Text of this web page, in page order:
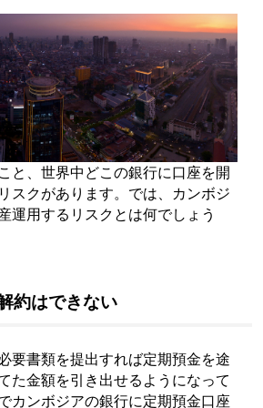
と、世界中どこの銀行に口座を開
スクがあります。では、カンボジ
運用するリスクとは何でしょう
約はできない
要書類を提出すれば定期預金を途
た金額を引き出せるようになって
カンボジアの銀行に定期預金口座